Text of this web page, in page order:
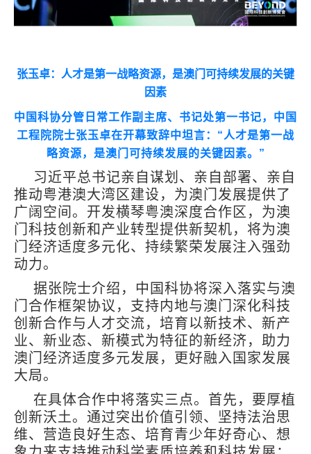
张玉卓：人才是第一战略资源，是澳门可持续发展的关键
因素
中国科协分管日常工作副主席、书记处第一书记，中国
工程院院士张玉卓在开幕致辞中坦言： “人才是第一战
略资源，是澳门可持续发展的关键因素。 ”
习近平总书记亲自谋划、亲自部署、亲自
推动粤港澳大湾区建设，为澳门发展提供了
广阔空间。开发横琴粤澳深度合作区，为澳
门科技创新和产业转型提供新契机，将为澳
门经济适度多元化、持续繁荣发展注入强劲
动力。
据张院士介绍，中国科协将深入落实与澳
门合作框架协议，支持内地与澳门深化科技
创新合作与人才交流，培育以新技术、新产
业、新业态、新模式为特征的新经济，助力
澳门经济适度多元发展，更好融入国家发展
大局。
在具体合作中将落实三点。首先，要厚植
创新沃土。通过突出价值引领、坚持法治思
维、营造良好生态、培育青少年好奇心、想